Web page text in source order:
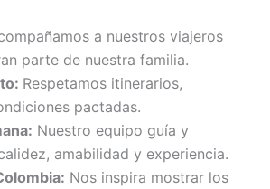
a nuestros viajeros
parte de nuestra familia.
Respetamos itinerarios,
pactadas.
Nuestro equipo guía y
amabilidad y experiencia.
Nos inspira mostrar los